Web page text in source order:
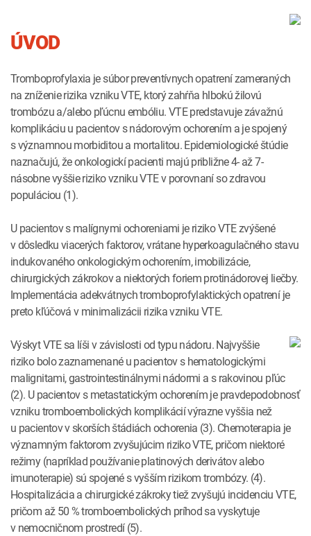
ÚVOD
Tromboprofylaxia je súbor preventívnych opatrení zameraných
na zníženie rizika vzniku VTE, ktorý zahŕňa hlbokú žilovú
trombózu a/alebo pľúcnu embóliu. VTE predstavuje závažnú
komplikáciu u pacientov s nádorovým ochorením a je spojený
s významnou morbiditou a mortalitou. Epidemiologické štúdie
naznačujú, že onkologickí pacienti majú približne 4- až 7-
násobne vyššie riziko vzniku VTE v porovnaní so zdravou
populáciou (1).
U pacientov s malígnymi ochoreniami je riziko VTE zvýšené
v dôsledku viacerých faktorov, vrátane hyperkoagulačného stavu
indukovaného onkologickým ochorením, imobilizácie,
chirurgických zákrokov a niektorých foriem protinádorovej liečby.
Implementácia adekvátnych tromboprofylaktických opatrení je
preto kľúčová v minimalizácii rizika vzniku VTE.
Výskyt VTE sa líši v závislosti od typu nádoru. Najvyššie
riziko bolo zaznamenané u pacientov s hematologickými
malignitami, gastrointestinálnymi nádormi a s rakovinou pľúc
(2). U pacientov s metastatickým ochorením je pravdepodobnosť
vzniku tromboembolických komplikácií výrazne vyššia než
u pacientov v skorších štádiách ochorenia (3). Chemoterapia je
významným faktorom zvyšujúcim riziko VTE, pričom niektoré
režimy (napríklad používanie platinových derivátov alebo
imunoterapie) sú spojené s vyšším rizikom trombózy. (4).
Hospitalizácia a chirurgické zákroky tiež zvyšujú incidenciu VTE,
pričom až 50 % tromboembolických príhod sa vyskytuje
v nemocničnom prostredí (5).